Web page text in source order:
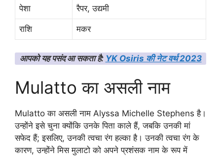
पेशा रैपर, उद्यमी
राशि मकर
आपको यह पसंद आ सकता है: YK Osiris की नेट वर्थ 2023
Mulatto का असली नाम
Mulatto का असली नाम Alyssa Michelle Stephens है।
उन्होंने इसे चुना क्योंकि उनके पिता काले हैं, जबकि उनकी मां
सफेद हैं; इसलिए, उनकी त्वचा रंग हल्का है। उनकी त्वचा रंग के
कारण, उन्होंने मिस मुलाटो को अपने प्रशंसक नाम के रूप में